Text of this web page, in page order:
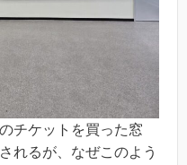
チケットを買った窓
れるが、なぜこのよう